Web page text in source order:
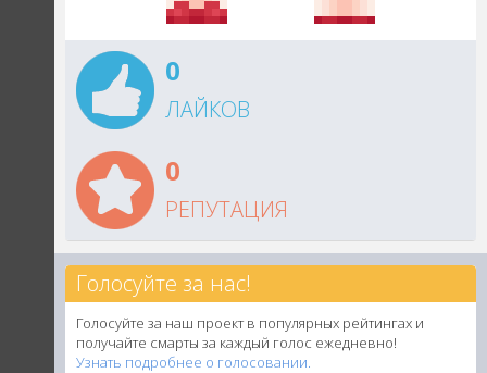
0
ЛАЙКОВ
0
РЕПУТАЦИЯ
Голосуйте за нас!
Голосуйте за наш проект в популярных рейтингах и
получайте смарты за каждый голос ежедневно!
Узнать подробнее о голосовании.